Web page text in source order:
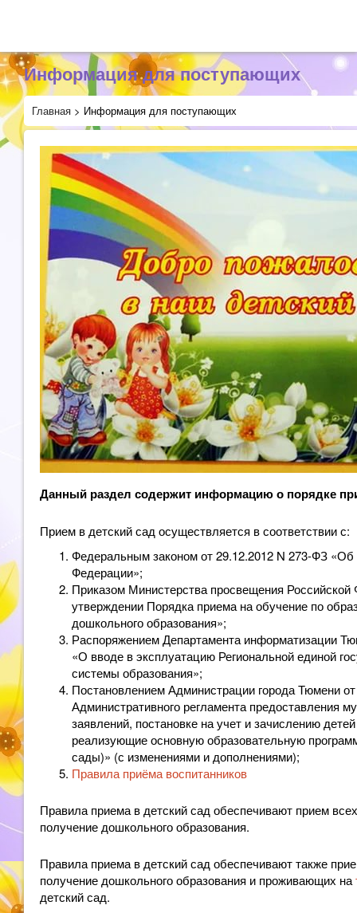
Информация для поступающих
Главная > Информация для поступающих
Данный раздел содержит информацию о порядке
Прием в детский сад осуществляется в соответствии с:
Федеральным законом от 29.12.2012 N 273-ФЗ «Об
Федерации»;
Приказом Министерства просвещения
утверждении Порядка приема на обучение по
дошкольного образования»;
Распоряжением Департамента информатизации
«О вводе в эксплуатацию Региональной единой
системы образования»;
Постановлением Администрации города Тюмени
Административного регламента предоставления
заявлений, постановке на учет и зачислению
реализующие основную образовательную
сады)» (с изменениями и дополнениями);
Правила приёма воспитанников
Правила приема в детский сад обеспечивают прием
получение дошкольного образования.
Правила приема в детский сад обеспечивают также
получение дошкольного образования и проживающих на
детский сад.